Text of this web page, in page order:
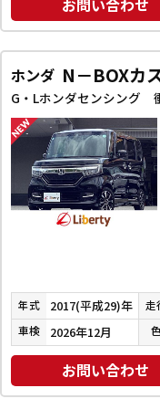
お問い合わせ
ホンダ N－BOXカ
年式 2017(平成29)年 走
車検 2026年12月
お問い合わせ